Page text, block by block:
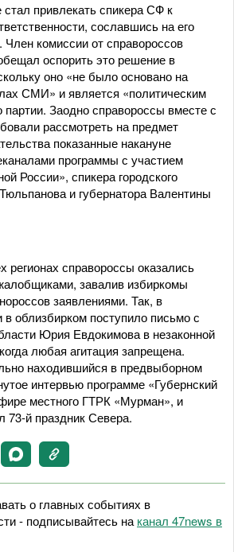
привлекать спикера СФ к
сославшись на его
Член комиссии от справороссов
оспорить это решение в
оно «не было основано на
СМИ» и является «политическим
партии. Заодно справороссы вместе с
рассмотреть на предмет
показанные накануне
программы с участием
России», спикера городского
и губернатора Валентины
регионах справороссы оказались
завалив избиркомы
заявлениями. Так, в
облизбирком поступило письмо с
Юрия Евдокимова в незаконной
любая агитация запрещена.
находившийся в предвыборном
интервью программе «Губернский
местного ГТРК «Мурман», и
73-й праздник Севера.
о главных событиях в
- подписывайтесь на канал 47news в